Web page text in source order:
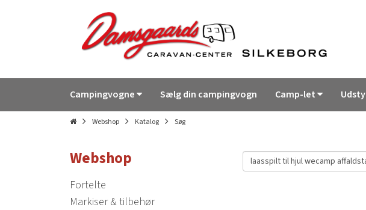
Campingvogne Sælg din campingvogn Camp-let
Webshop Katalog Søg
Webshop
Fortelte
Markiser & tilbehør